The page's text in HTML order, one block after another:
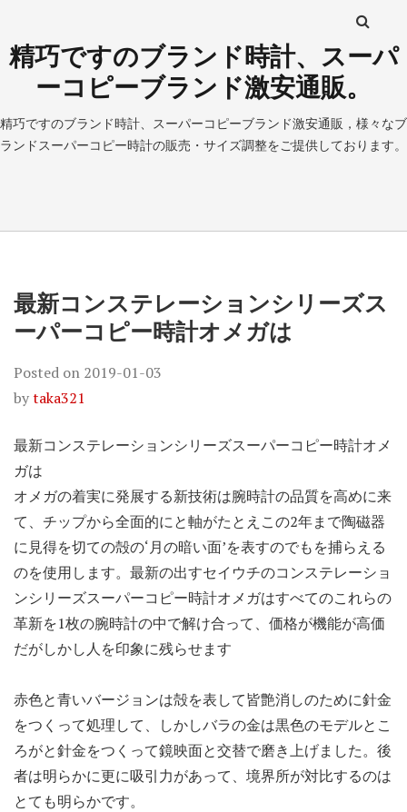
精巧ですのブランド時計、スーパ
ーコピーブランド激安通販。
精巧ですのブランド時計、スーパーコピーブランド激安通販，様々なブ
ランドスーパーコピー時計の販売・サイズ調整をご提供しております。
最新コンステレーションシリーズス
ーパーコピー時計オメガは
Posted on 2019-01-03
bytaka321
最新コンステレーションシリーズスーパーコピー時計オメ
ガは
オメガの着実に発展する新技術は腕時計の品質を高めに来
て、チップから全面的にと軸がたとえこの2年まで陶磁器
に見得を切ての殻の‘月の暗い面’を表すのでもを捕らえる
のを使用します。最新の出すセイウチのコンステレーショ
ンシリーズスーパーコピー時計オメガはすべてのこれらの
革新を1枚の腕時計の中で解け合って、価格が機能が高価
だがしかし人を印象に残らせます
赤色と青いバージョンは殻を表して皆艶消しのために針金
をつくって処理して、しかしバラの金は黒色のモデルとこ
ろがと針金をつくって鏡映面と交替で磨き上げました。後
者は明らかに更に吸引力があって、境界所が対比するのは
とても明らかです。